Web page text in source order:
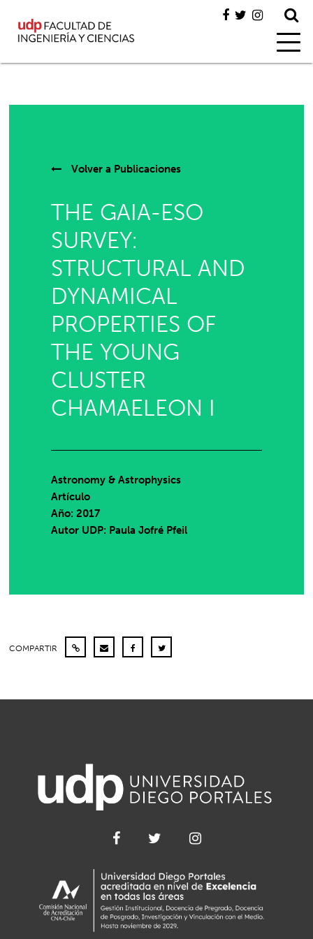
Volver a Publicaciones
THE GAIA-ESO
SURVEY:
STRUCTURAL AND
DYNAMICAL
PROPERTIES OF
THE YOUNG
CLUSTER
CHAMAELEON I
Astronomy & Astrophysics
Artículo
Año: 2017
Autor UDP: Paula Jofré Pfeil
COMPARTIR